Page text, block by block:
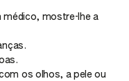
médico, mostre-lhe a
os olhos, a pele ou